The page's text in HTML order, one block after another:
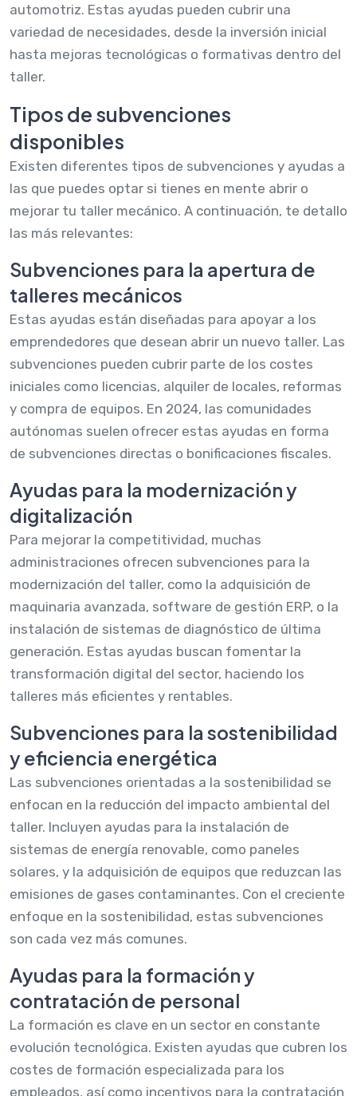
automotriz. Estas ayudas pueden cubrir una
variedad de necesidades, desde la inversión inicial
hasta mejoras tecnológicas o formativas dentro del
taller.
Tipos de subvenciones
disponibles
Existen diferentes tipos de subvenciones y ayudas a
las que puedes optar si tienes en mente abrir o
mejorar tu taller mecánico. A continuación, te detallo
las más relevantes:
Subvenciones para la apertura de
talleres mecánicos
Estas ayudas están diseñadas para apoyar a los
emprendedores que desean abrir un nuevo taller. Las
subvenciones pueden cubrir parte de los costes
iniciales como licencias, alquiler de locales, reformas
y compra de equipos. En 2024, las comunidades
autónomas suelen ofrecer estas ayudas en forma
de subvenciones directas o bonificaciones fiscales.
Ayudas para la modernización y
digitalización
Para mejorar la competitividad, muchas
administraciones ofrecen subvenciones para la
modernización del taller, como la adquisición de
maquinaria avanzada, software de gestión ERP, o la
instalación de sistemas de diagnóstico de última
generación. Estas ayudas buscan fomentar la
transformación digital del sector, haciendo los
talleres más eficientes y rentables.
Subvenciones para la sostenibilidad
y eficiencia energética
Las subvenciones orientadas a la sostenibilidad se
enfocan en la reducción del impacto ambiental del
taller. Incluyen ayudas para la instalación de
sistemas de energía renovable, como paneles
solares, y la adquisición de equipos que reduzcan las
emisiones de gases contaminantes. Con el creciente
enfoque en la sostenibilidad, estas subvenciones
son cada vez más comunes.
Ayudas para la formación y
contratación de personal
La formación es clave en un sector en constante
evolución tecnológica. Existen ayudas que cubren los
costes de formación especializada para los
empleados, así como incentivos para la contratación